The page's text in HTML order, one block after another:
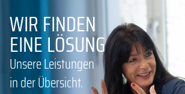
WIR FINDEN
EINE LÖSUNG
Unsere Leistungen
in der Übersicht.